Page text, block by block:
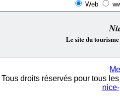
Web
Le site du
Tous droits réservés pour tous